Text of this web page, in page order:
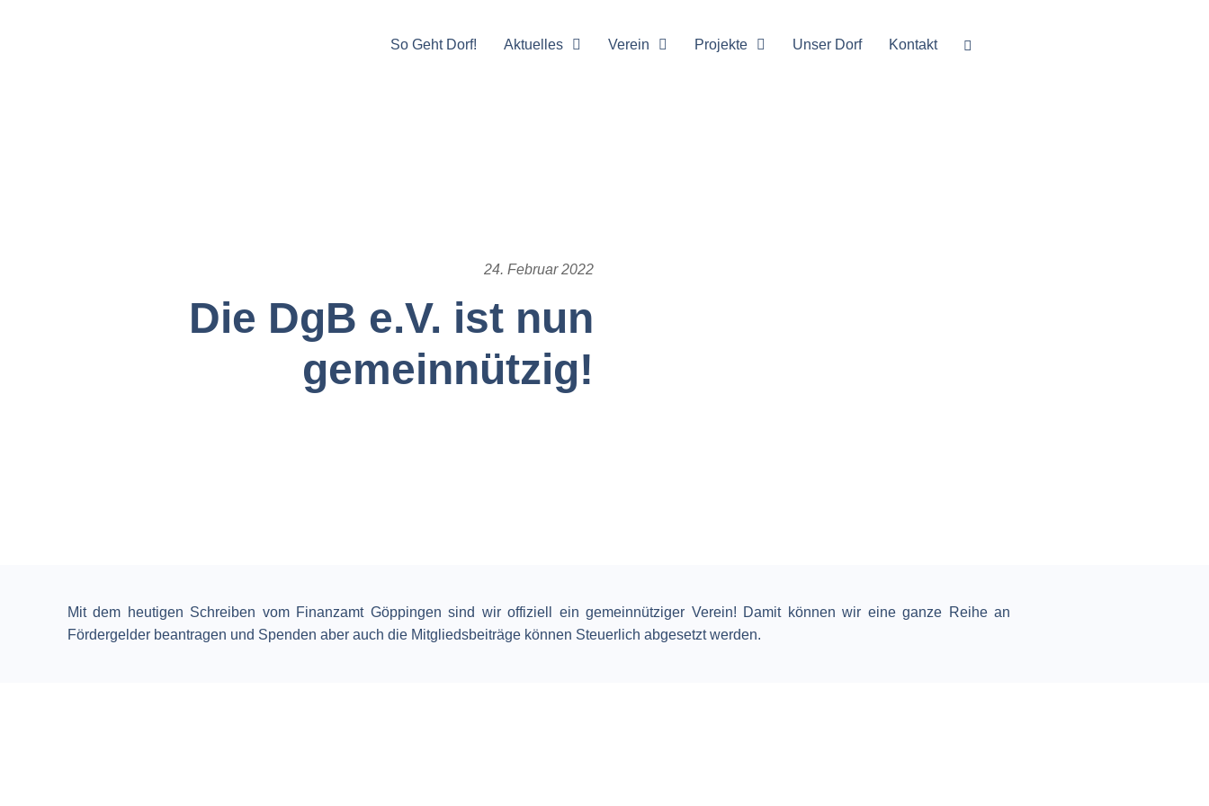
So Geht Dorf! Aktuelles Verein Projekte Unser Dorf Kontakt
24. Februar 2022
Die DgB e.V. ist nun
gemeinnützig!
Mit dem heutigen Schreiben vom Finanzamt Göppingen sind wir offiziell ein gemeinnütziger Verein! Damit können wir eine ganze Reihe an
Fördergelder beantragen und Spenden aber auch die Mitgliedsbeiträge können Steuerlich abgesetzt werden.